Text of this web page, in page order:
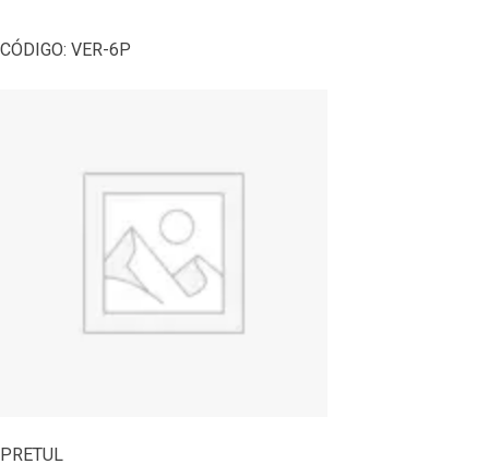
CÓDIGO: VER-6P
PRETUL